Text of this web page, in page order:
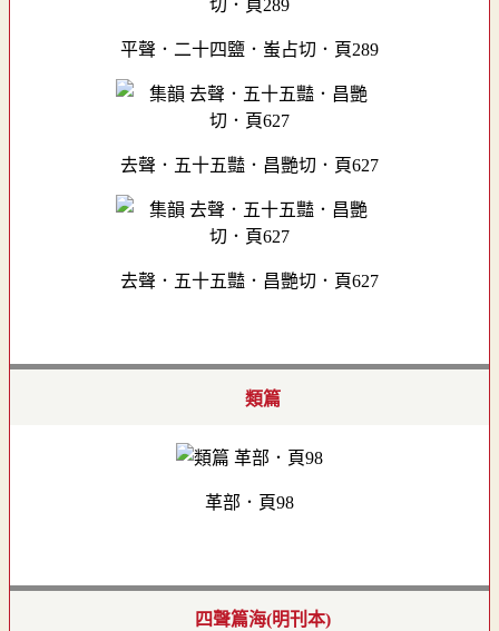
平聲．二十四鹽．蚩占切．頁289
去聲．五十五豔．昌艷切．頁627
去聲．五十五豔．昌艷切．頁627
類篇
革部．頁98
四聲篇海(明刊本)